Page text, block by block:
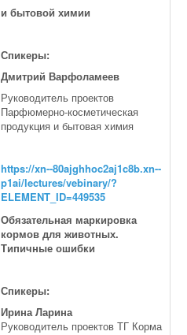
и бытовой химии
Спикеры:
Дмитрий Варфоламеев
Руководитель проектов
Парфюмерно-косметическая
продукция и бытовая химия
https://xn--80ajghhoc2aj1c8b.xn--
p1ai/lectures/vebinary/?
ELEMENT_ID=449535
Обязательная маркировка
кормов для животных.
Типичные ошибки
Спикеры:
Ирина Ларина
Руководитель проектов ТГ Корма